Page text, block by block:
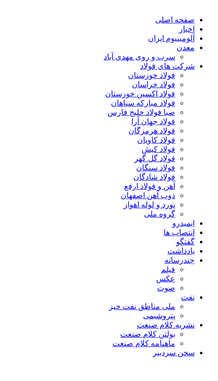
صفحه اصلی
اخبار
آلومینیوم ایران
معدن
سرب و روی مهدی آباد
شرکت های فولاد
فولاد خوزستان
فولاد خراسان
فولاد اکسین خوزستان
فولاد مبارکه سپاهان
صبا فولاد خلیج فارس
فولاد جهان آرا
فولاد هرمزگان
فولاد کاویان
فولاد کیش
فولاد گل گهر
فولاد سنگان
فولاد شادگان
آهن و فولاد ارفع
ذوب آهن اصفهان
نورد و لوله اهواز
گروه ملی
ایمیدرو
انتصاب ها
گفتگو
یادداشت
چندرسانه
فیلم
عکس
صوت
نفت
ملی مناطق نفت خیز
پتروشیمی
نشریه کلام صنعت
بولتن کلام صنعت
ماهنامه کلام صنعت
سخن سردبیر